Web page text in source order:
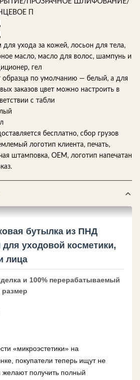
ПРОЗРАЧНОЕ ШЛИФОВАНИЕ/
П
для ухода за кожей, лосьон для тела,
масло, масло для волос, шампунь и
гел
образца по умолчанию — белый, а для
заказов цвет можно настроить в
с табли
бесплатно, сбор грузов
логотип клиента, печать,
штамповка, OEM, логотип напечатан
бутылка из ПНД
уходовой косметики,
лица
и 100% перерабатываемый
«микроэстетики» на
покупатели теперь ищут не
получить полный